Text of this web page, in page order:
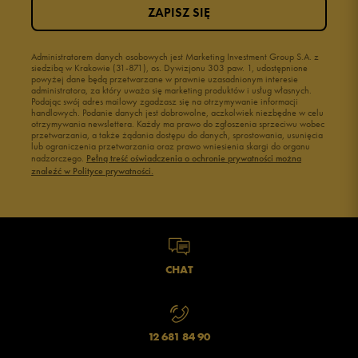
Administratorem danych osobowych jest Marketing Investment Group S.A. z
siedzibą w Krakowie (31-871), os. Dywizjonu 303 paw. 1, udostępnione
powyżej dane będą przetwarzane w prawnie uzasadnionym interesie
administratora, za który uważa się marketing produktów i usług własnych.
Podając swój adres mailowy zgadzasz się na otrzymywanie informacji
handlowych. Podanie danych jest dobrowolne, aczkolwiek niezbędne w celu
otrzymywania newslettera. Każdy ma prawo do zgłoszenia sprzeciwu wobec
przetwarzania, a także żądania dostępu do danych, sprostowania, usunięcia
lub ograniczenia przetwarzania oraz prawo wniesienia skargi do organu
nadzorczego. Pełną treść oświadczenia o ochronie prywatności można
znaleźć w Polityce prywatności.
ZAPISZ SIĘ
CHAT
12 681 84 90